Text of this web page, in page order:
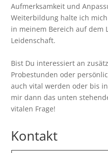
Aufmerksamkeit und
Weiterbildung halte ich
in meinem Bereich auf dem
Leidenschaft.
Bist Du interessiert an
Probestunden oder
auch vital werden oder bis
mir dann das unten
vitalen Frage!
Kontakt